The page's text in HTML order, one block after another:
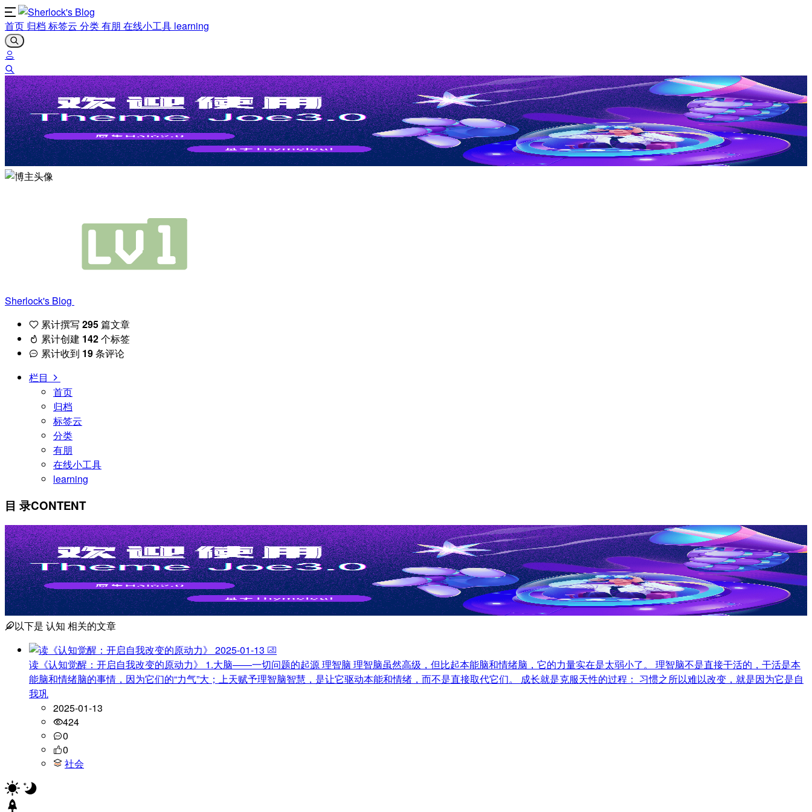
首页 归档 标签云 分类有朋 在线小工具 learning
Sherlock's Blog
累计撰写 295篇文章
累计创建 142个标签
累计收到 19条评论
栏目
首页
归档
标签云
分类
有朋
在线小工具
learning
目 录CONTENT
以下是 认知 相关的文章
2025-01-13
读《认知觉醒：开启自我改变的原动力》 1.大脑——一切问题的起源 理智脑 理智脑虽然高级，但比起本能脑和情绪脑，它的力量实在是太弱小了。 理智脑不是直接干活的，干活是本
能脑和情绪脑的事情，因为它们的“力气”大；上天赋予理智脑智慧，是让它驱动本能和情绪，而不是直接取代它们。 成长就是克服天性的过程： 习惯之所以难以改变，就是因为它是自
我巩
2025-01-13
424
0
0
社会